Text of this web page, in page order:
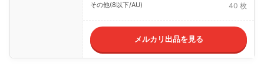
その他(8以下/AU) 40 枚
メルカリ出品を見る